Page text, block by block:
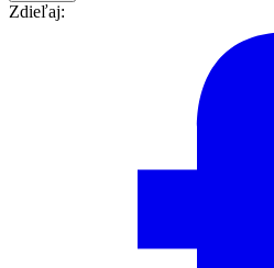
Zdieľaj: